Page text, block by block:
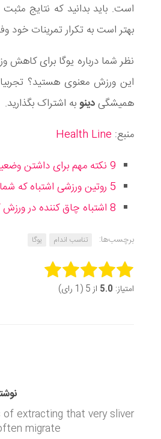
است. باید بدانید که نتایج
بهتر است به تکرار تمرینات خود
نظر شما درباره یوگا برای
این ورزش معنوی هستید؟
همیشگیدینوبه اشتراک بگذارید.
منبع: Health Line
9 نکته مهم برای داشتن وضعیت بدنی بهتر در هنگام انجام فعالیت های روزانه
5 روتین ورزشی اشتباه که شما را زودتر پیر می‌کنند و چگونگی اصلاح آن
8 اشتباه چاق کننده در ورزش که برخلاف تصور شما باعث اضافه وزن می‌شود
برچسب‌ها: تناسب اندام یوگا
Rate this item:
امتیاز: 5.0 از 5 (1 رای)
extracting that very sliver
migrate...